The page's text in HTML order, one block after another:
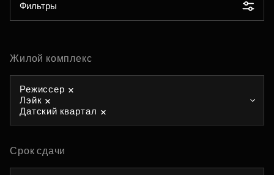
Фильтры
Жилой комплекс
Режиссер
Лэйк
Датский квартал
Срок сдачи